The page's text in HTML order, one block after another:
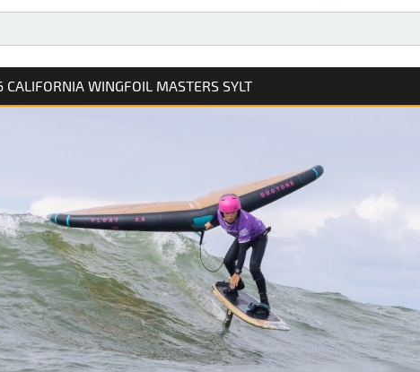
– WINDSURFEN & KITESURFEN
CALIFORNIA WINGFOIL MASTERS SYLT